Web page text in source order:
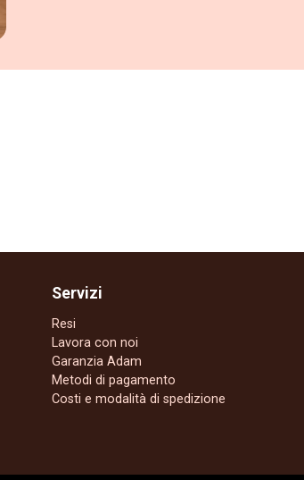
Servizi
Resi
Lavora con noi
Garanzia Adam
Metodi di pagamento
Costi e modalità di spedizione